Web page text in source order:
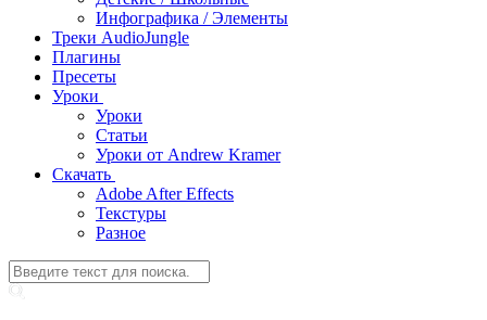
Инфографика / Элементы
Треки AudioJungle
Плагины
Пресеты
Уроки
Уроки
Статьи
Уроки от Andrew Kramer
Скачать
Adobe After Effects
Текстуры
Разное